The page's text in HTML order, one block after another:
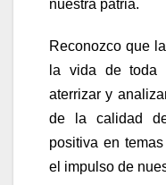
nuestra patria.
Reconozco que
la vida de toda
aterrizar y
de la calidad
positiva en
el impulso de